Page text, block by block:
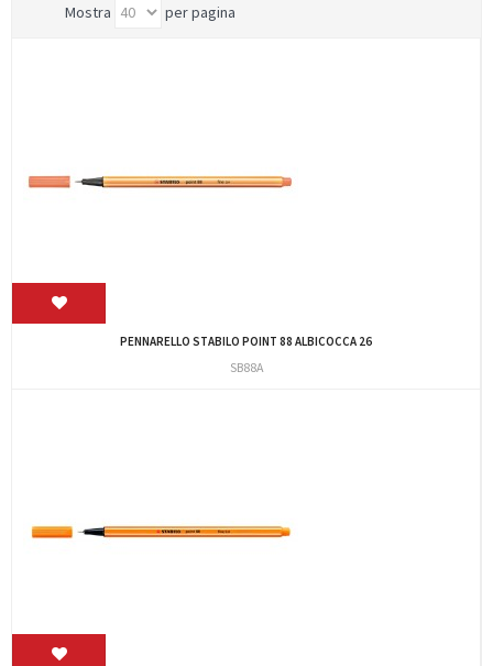
Mostra per pagina
PENNARELLO STABILO POINT 88 ALBICOCCA 26
SB88A